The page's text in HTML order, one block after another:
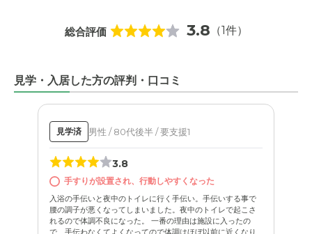
総合評価 3.8 （1件）
見学・入居した方の評判・口コミ
見学済 男性 / 80代後半 / 要支援1
3.8
手すりが設置され、行動しやすくなった
入浴の手伝いと夜中のトイレに行く手伝い。手伝いする事で
腰の調子が悪くなってしまいました。夜中のトイレで起こさ
れるので体調不良になった。 一番の理由は施設に入ったの